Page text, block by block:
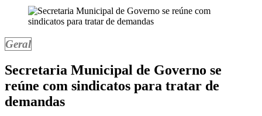
Geral
Secretaria Municipal de Governo se
reúne com sindicatos para tratar de
demandas